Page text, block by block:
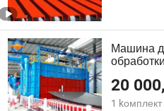
Машина
20
1 kомплект